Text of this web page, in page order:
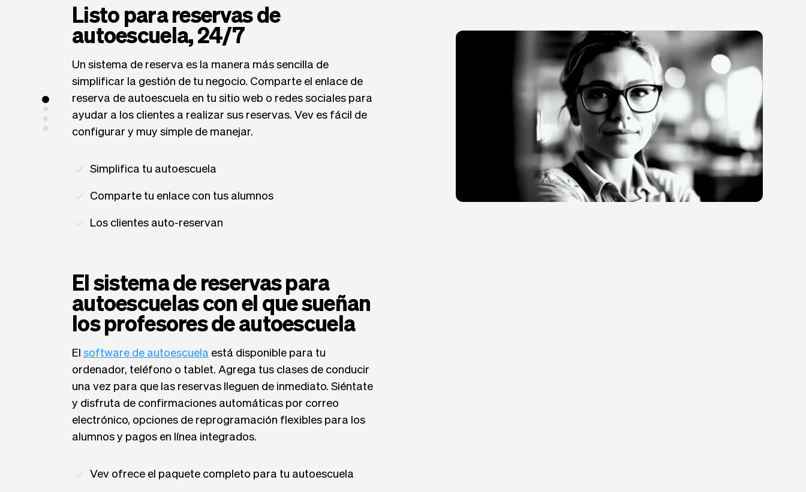
Listo para reservas de
autoescuela, 24/7
Un sistema de reserva es la manera más sencilla de
simplificar la gestión de tu negocio. Comparte el enlace de
reserva de autoescuela en tu sitio web o redes sociales para
ayudar a los clientes a realizar sus reservas. Vev es fácil de
configurar y muy simple de manejar.
Simplifica tu autoescuela
Comparte tu enlace con tus alumnos
Los clientes auto-reservan
El sistema de reservas para
autoescuelas con el que sueñan
los profesores de autoescuela
El software de autoescuela está disponible para tu
ordenador, teléfono o tablet. Agrega tus clases de conducir
una vez para que las reservas lleguen de inmediato. Siéntate
y disfruta de confirmaciones automáticas por correo
electrónico, opciones de reprogramación flexibles para los
alumnos y pagos en línea integrados.
Vev ofrece el paquete completo para tu autoescuela